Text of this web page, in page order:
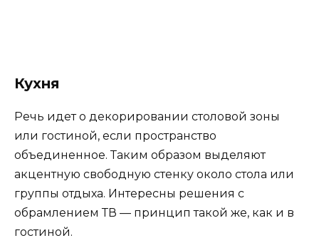
Кухня
Речь идет о декорировании столовой зоны
или гостиной, если пространство
объединенное. Таким образом выделяют
акцентную свободную стенку около стола или
группы отдыха. Интересны решения с
обрамлением ТВ — принцип такой же, как и в
гостиной.